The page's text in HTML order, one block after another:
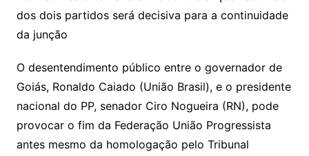
Li
n
k
A
p
a
dI
e
a
s
sr
o
s
a
g
e
o
c
o
m
p o
M
ai
l
a
s
l
e
dos dois partidos será decisiva para a continuidade
da junção
O desentendimento público entre o governador de
Goiás, Ronaldo Caiado (União Brasil), e o presidente
nacional do PP, senador Ciro Nogueira (RN), pode
provocar o fim da Federação União Progressista
antes mesmo da homologação pelo Tribunal